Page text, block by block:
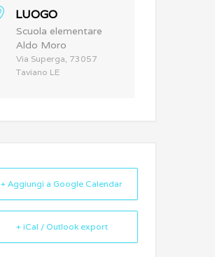
LUOGO
Scuola elementare
Aldo Moro
Via Superga, 73057
Taviano LE
+ Aggiungi a Google Calendar
+ iCal / Outlook export